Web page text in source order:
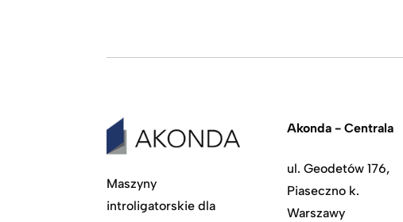
Maszyny
introligatorskie dla
Akonda - Centrala
ul. Geodetów 176,
Piaseczno k.
Warszawy